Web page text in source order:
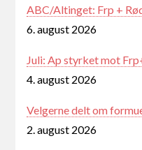
ABC/Altinget: Frp +
6. august 2026
Juli: Ap styrket mot
4. august 2026
Velgerne delt om
2. august 2026